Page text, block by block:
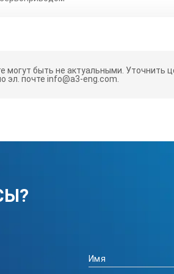
камере в
распределения в
могут быть не актуальными. Уточнить
эл. почте info@a3-eng.com.